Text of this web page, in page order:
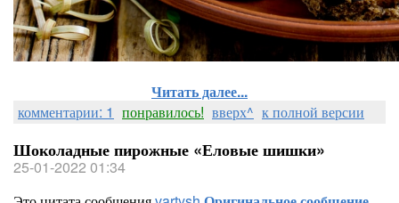
Читать далее...
комментарии: 1 понравилось! вверх^ к полной версии
Шоколадные пирожные «Еловые шишки»
25-01-2022 01:34